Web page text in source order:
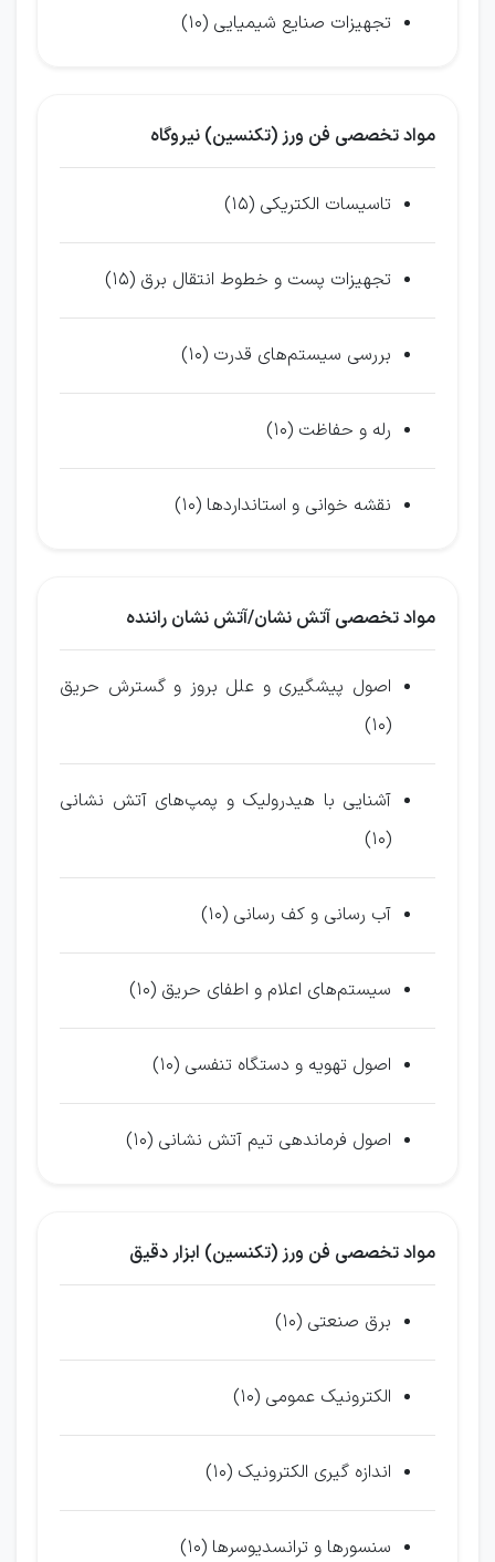
تجهیزات صنایع شیمیایی (10)
مواد تخصصی فن ورز (تکنسین) نیروگاه
تاسیسات الکتریکی (15)
تجهیزات پست و خطوط انتقال برق (15)
بررسی سیستم‌های قدرت (10)
رله و حفاظت (10)
نقشه خوانی و استانداردها (10)
مواد تخصصی آتش نشان/آتش نشان راننده
اصول پیشگیری و علل بروز و گسترش حریق
(10)
آشنایی با هیدرولیک و پمپ‌های آتش نشانی
(10)
آب رسانی و کف رسانی (10)
سیستم‌های اعلام و اطفای حریق (10)
اصول تهویه و دستگاه تنفسی (10)
اصول فرماندهی تیم آتش نشانی (10)
مواد تخصصی فن ورز (تکنسین) ابزار دقیق
برق صنعتی (10)
الکترونیک عمومی (10)
اندازه گیری الکترونیک (10)
سنسورها و ترانسدیوسرها (10)